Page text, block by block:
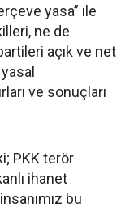
yasa” ile
ne de
açık ve net
ve sonuçları
PKK terör
ihanet
bu